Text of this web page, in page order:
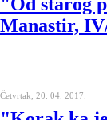
Manastir,
Četvrtak, 20. 04. 2017.